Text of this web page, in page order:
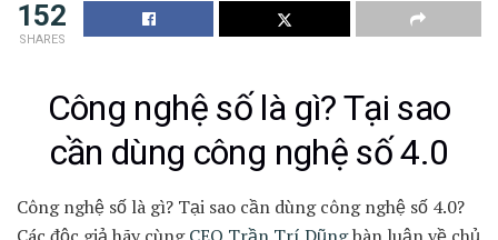
152
SHARES
Công nghệ số là gì? Tại sao
cần dùng công nghệ số 4.0
Công nghệ số là gì? Tại sao cần dùng công nghệ số 4.0?